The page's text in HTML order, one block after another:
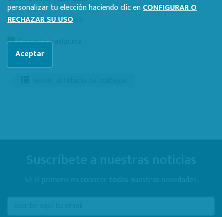
Elementos ejecutados:
Cubierta traslúcida
personalizar tu elección haciendo clic enCONFIGURAR O
RECHAZAR SU USO
Aceptar